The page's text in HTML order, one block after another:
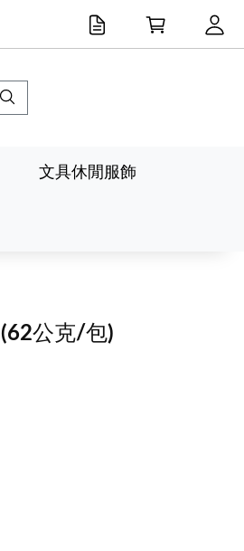
文具休閒服飾
(62公克/包)